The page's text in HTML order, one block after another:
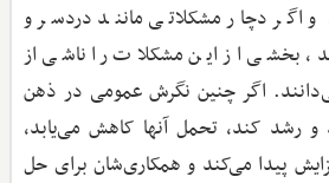
و اگر دچار مشکلاتی مانند دردسر و
بخشی از این مشکلات را ناشی از
اگر چنین نگرش عمومی در ذهن
رشد کند، تحمل آنها کاهش می‌یابد،
پیدا می‌کند و همکاری‌شان برای حل